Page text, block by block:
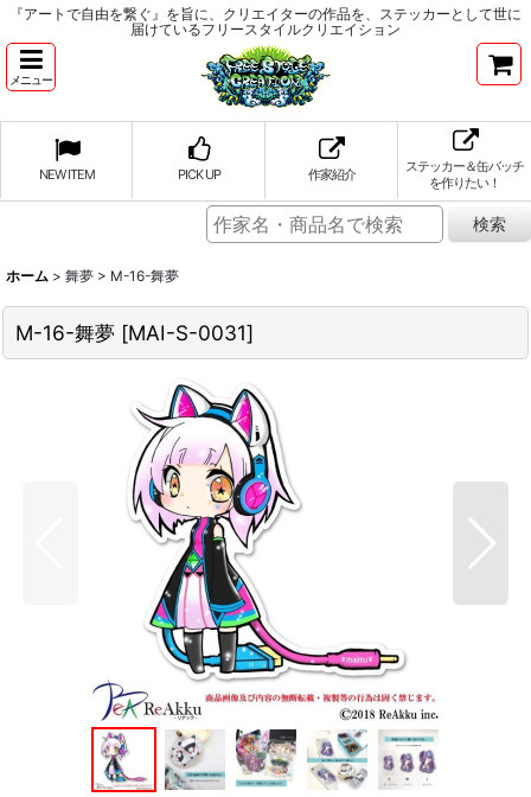
『アートで自由を繋ぐ』を旨に、クリエイターの作品を、ステッカーとして世に
届けているフリースタイルクリエイション
メニュー
NEW ITEM PICK UP 作家紹介
ステッカー＆缶バッチ
を作りたい！
ホーム > 舞夢 > M-16-舞夢
M-16-舞夢 [MAI-S-0031]